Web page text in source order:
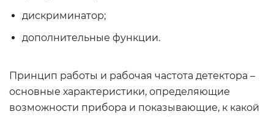
дискриминатор;
дополнительные функции.
Принцип работы и рабочая частота детектора –
основные характеристики, определяющие
возможности прибора и показывающие, к какой